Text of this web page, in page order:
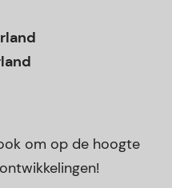
om op de hoogte